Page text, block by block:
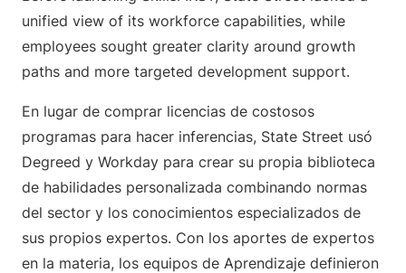
unified view of its workforce capabilities, while
employees sought greater clarity around growth
paths and more targeted development support.
En lugar de comprar licencias de costosos
programas para hacer inferencias, State Street usó
Degreed y Workday para crear su propia biblioteca
de habilidades personalizada combinando normas
del sector y los conocimientos especializados de
sus propios expertos. Con los aportes de expertos
en la materia, los equipos de Aprendizaje definieron